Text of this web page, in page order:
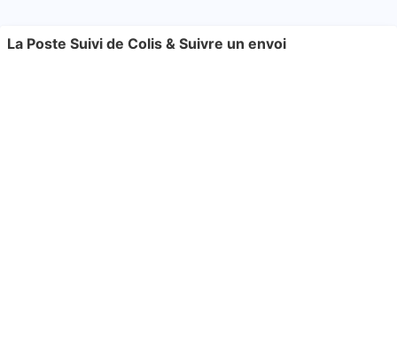
La Poste Suivi de Colis & Suivre un envoi